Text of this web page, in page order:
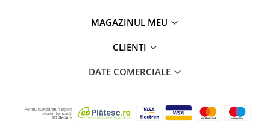
MAGAZINUL MEU
CLIENTI
DATE COMERCIALE